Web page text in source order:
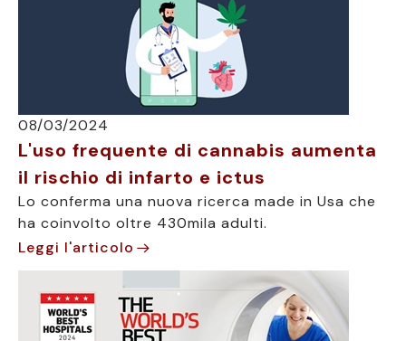
08/03/2024
L'uso frequente di cannabis aumenta
il rischio di infarto e ictus
Lo conferma una nuova ricerca made in Usa che
ha coinvolto oltre 430mila adulti.
Leggi l'articolo